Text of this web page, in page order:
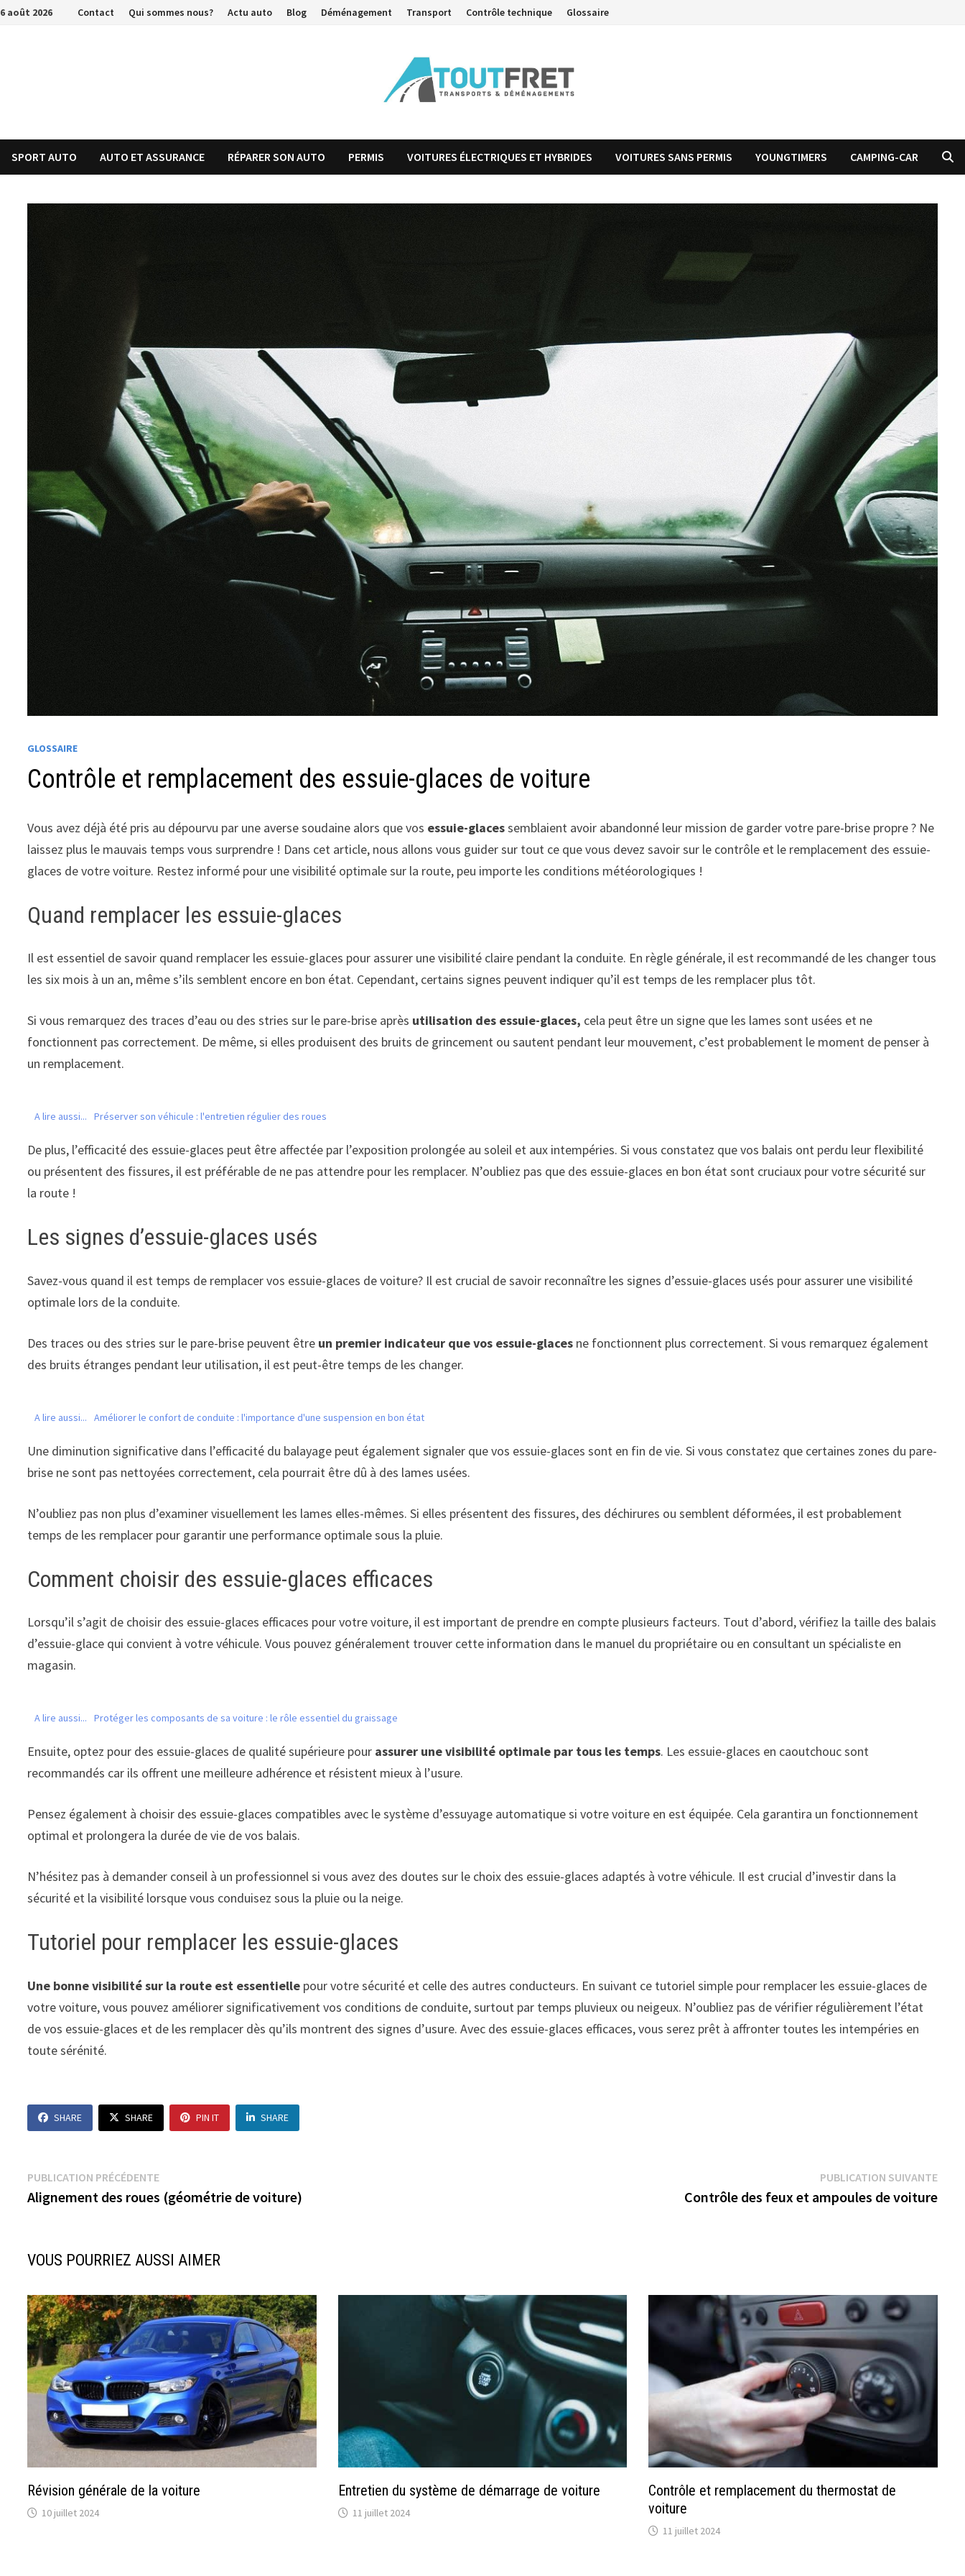
Passer
6 août 2026 Contact Qui sommes nous? Actu auto Blog Déménagement Transport Contrôle technique Glossaire
SPORT AUTO AUTO ET ASSURANCE RÉPARER SON AUTO PERMIS VOITURES ÉLECTRIQUES ET HYBRIDES VOITURES SANS PERMIS YOUNGTIMERS CAMPING-CAR
GLOSSAIRE
Contrôle et remplacement des essuie-glaces de voiture
Vous avez déjà été pris au dépourvu par une averse soudaine alors que vos essuie-glacessemblaient avoir abandonné leur mission de garder votre pare-brise propre ? Ne
laissez plus le mauvais temps vous surprendre ! Dans cet article, nous allons vous guider sur tout ce que vous devez savoir sur le contrôle et le remplacement des essuie-
glaces de votre voiture. Restez informé pour une visibilité optimale sur la route, peu importe les conditions météorologiques !
Quand remplacer les essuie-glaces
Il est essentiel de savoir quand remplacer les essuie-glaces pour assurer une visibilité claire pendant la conduite. En règle générale, il est recommandé de les changer tous
les six mois à un an, même s’ils semblent encore en bon état. Cependant, certains signes peuvent indiquer qu’il est temps de les remplacer plus tôt.
Si vous remarquez des traces d’eau ou des stries sur le pare-brise après utilisation des essuie-glaces, cela peut être un signe que les lames sont usées et ne
fonctionnent pas correctement. De même, si elles produisent des bruits de grincement ou sautent pendant leur mouvement, c’est probablement le moment de penser à
un remplacement.
A lire aussi... Préserver son véhicule : l'entretien régulier des roues
De plus, l’efficacité des essuie-glaces peut être affectée par l’exposition prolongée au soleil et aux intempéries. Si vous constatez que vos balais ont perdu leur flexibilité
ou présentent des fissures, il est préférable de ne pas attendre pour les remplacer. N’oubliez pas que des essuie-glaces en bon état sont cruciaux pour votre sécurité sur
la route !
Les signes d’essuie-glaces usés
Savez-vous quand il est temps de remplacer vos essuie-glaces de voiture? Il est crucial de savoir reconnaître les signes d’essuie-glaces usés pour assurer une visibilité
optimale lors de la conduite.
Des traces ou des stries sur le pare-brise peuvent être un premier indicateur que vos essuie-glaces ne fonctionnent plus correctement. Si vous remarquez également
des bruits étranges pendant leur utilisation, il est peut-être temps de les changer.
A lire aussi... Améliorer le confort de conduite : l'importance d'une suspension en bon état
Une diminution significative dans l’efficacité du balayage peut également signaler que vos essuie-glaces sont en fin de vie. Si vous constatez que certaines zones du pare-
brise ne sont pas nettoyées correctement, cela pourrait être dû à des lames usées.
N’oubliez pas non plus d’examiner visuellement les lames elles-mêmes. Si elles présentent des fissures, des déchirures ou semblent déformées, il est probablement
temps de les remplacer pour garantir une performance optimale sous la pluie.
Comment choisir des essuie-glaces efficaces
Lorsqu’il s’agit de choisir des essuie-glaces efficaces pour votre voiture, il est important de prendre en compte plusieurs facteurs. Tout d’abord, vérifiez la taille des balais
d’essuie-glace qui convient à votre véhicule. Vous pouvez généralement trouver cette information dans le manuel du propriétaire ou en consultant un spécialiste en
magasin.
A lire aussi... Protéger les composants de sa voiture : le rôle essentiel du graissage
Ensuite, optez pour des essuie-glaces de qualité supérieure pour assurer une visibilité optimale par tous les temps. Les essuie-glaces en caoutchouc sont
recommandés car ils offrent une meilleure adhérence et résistent mieux à l’usure.
Pensez également à choisir des essuie-glaces compatibles avec le système d’essuyage automatique si votre voiture en est équipée. Cela garantira un fonctionnement
optimal et prolongera la durée de vie de vos balais.
N’hésitez pas à demander conseil à un professionnel si vous avez des doutes sur le choix des essuie-glaces adaptés à votre véhicule. Il est crucial d’investir dans la
sécurité et la visibilité lorsque vous conduisez sous la pluie ou la neige.
Tutoriel pour remplacer les essuie-glaces
Une bonne visibilité sur la route est essentielle pour votre sécurité et celle des autres conducteurs. En suivant ce tutoriel simple pour remplacer les essuie-glaces de
votre voiture, vous pouvez améliorer significativement vos conditions de conduite, surtout par temps pluvieux ou neigeux. N’oubliez pas de vérifier régulièrement l’état
de vos essuie-glaces et de les remplacer dès qu’ils montrent des signes d’usure. Avec des essuie-glaces efficaces, vous serez prêt à affronter toutes les intempéries en
toute sérénité.
SHARE SHARE PIN IT SHARE
Navigation
de
PUBLICATION PRÉCÉDENTEPublication
précédente :
Alignement des roues (géométrie de voiture)
PUBLICATION SUIVANTE
Contrôle des feux et ampoules de voiture
VOUS POURRIEZ AUSSI AIMER
Révision générale de la voiture
10 juillet 2024
Entretien du système de démarrage de voiture
11 juillet 2024
Contrôle et remplacement du thermostat de
voiture
11 juillet 2024